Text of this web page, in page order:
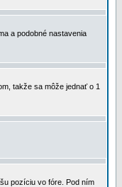
a podobné nastavenia
takže sa môže jednať o 1
pozíciu vo fóre. Pod ním